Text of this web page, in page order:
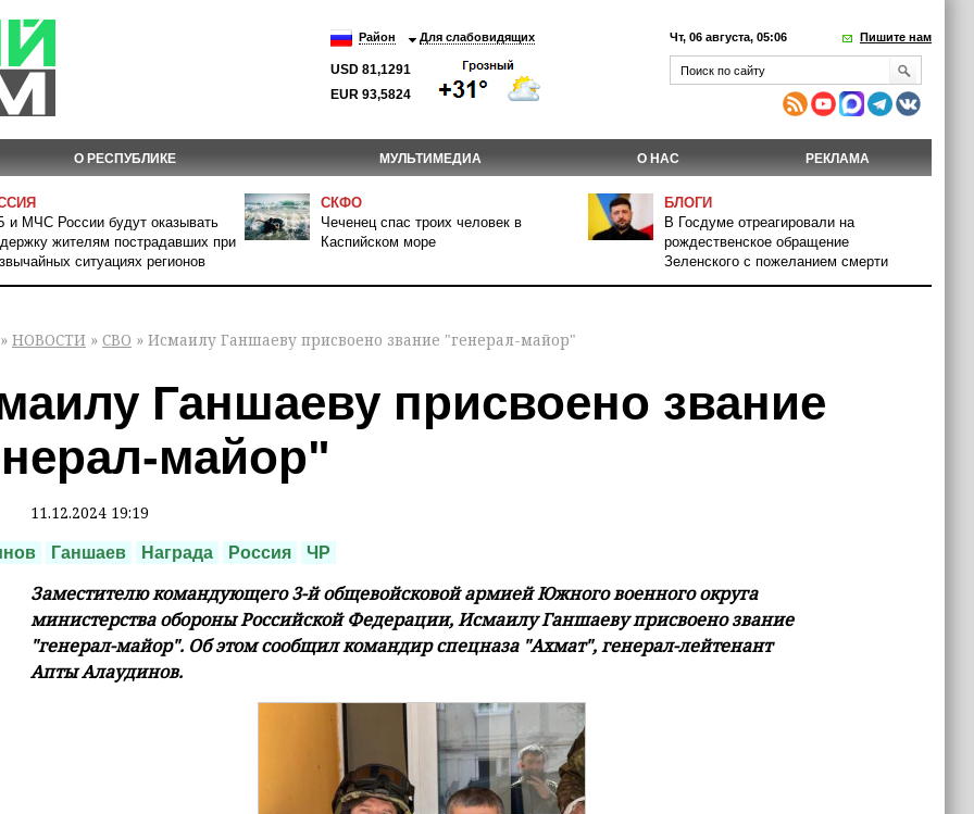
Район Для слабовидящих
USD 81,1291
EUR 93,5824
Чт, 06 августа, 05:06 Пишите нам
О РЕСПУБЛИКЕ МУЛЬТИМЕДИА О НАС РЕКЛАМА
и МЧС России будут оказывать
жителям пострадавших при
ситуациях регионов
СКФО
Чеченец спас троих человек в
Каспийском море
БЛОГИ
В Госдуме отреагировали на
рождественское обращение
Зеленского с пожеланием смерти
» НОВОСТИ » СВО » Исмаилу Ганшаеву присвоено звание "генерал-майор"
Ганшаеву присвоено звание
майор"
11.12.2024 19:19
Ганшаев Награда Россия ЧР
Заместителю командующего 3-й общевойсковой армией Южного военного округа
министерства обороны Российской Федерации, Исмаилу Ганшаеву присвоено звание
"генерал-майор". Об этом сообщил командир спецназа "Ахмат", генерал-лейтенант
Апты Алаудинов.